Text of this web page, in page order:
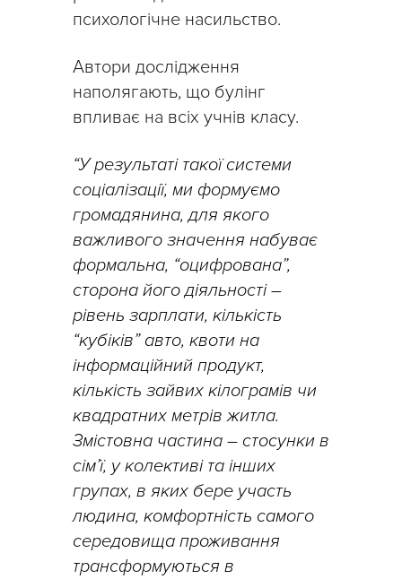
психологічне насильство.
Автори дослідження
наполягають, що булінг
впливає на всіх учнів класу.
“У результаті такої системи
соціалізації, ми формуємо
громадянина, для якого
важливого значення набуває
формальна, “оцифрована”,
сторона його діяльності –
рівень зарплати, кількість
“кубіків” авто, квоти на
інформаційний продукт,
кількість зайвих кілограмів чи
квадратних метрів житла.
Змістовна частина – стосунки в
сім’ї, у колективі та інших
групах, в яких бере участь
людина, комфортність самого
середовища проживання
трансформуються в